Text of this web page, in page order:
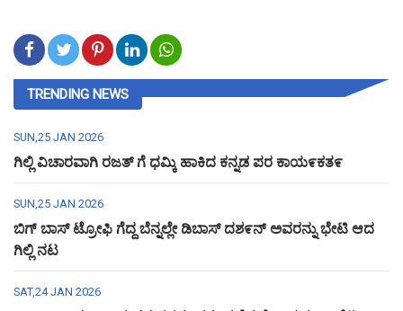
TRENDING NEWS
SUN,25 JAN 2026
ಗಿಲ್ಲಿ ವಿಚಾರವಾಗಿ ರಜತ್ ಗೆ ಧಮ್ಕಿ ಹಾಕಿದ ಕನ್ನಡ ಪರ ಕಾಯ೯ಕತ೯
SUN,25 JAN 2026
ಬಿಗ್ ಬಾಸ್ ಟ್ರೋಫಿ ಗೆದ್ದ ಬೆನ್ನಲ್ಲೇ ಡಿಬಾಸ್ ದಶ೯ನ್ ಅವರನ್ನು ಭೇಟಿ ಆದ
ಗಿಲ್ಲಿ ನಟ
SAT,24 JAN 2026